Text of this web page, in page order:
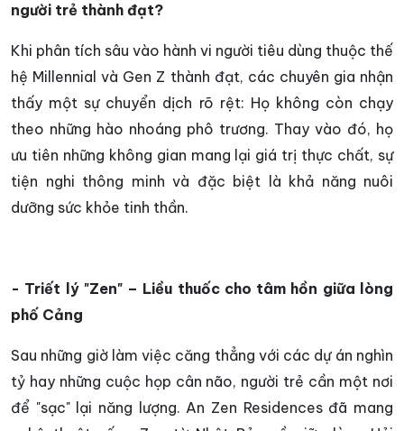
người trẻ thành đạt?
Khi phân tích sâu vào hành vi người tiêu dùng thuộc thế
hệ Millennial và Gen Z thành đạt, các chuyên gia nhận
thấy một sự chuyển dịch rõ rệt: Họ không còn chạy
theo những hào nhoáng phô trương. Thay vào đó, họ
ưu tiên những không gian mang lại giá trị thực chất, sự
tiện nghi thông minh và đặc biệt là khả năng nuôi
dưỡng sức khỏe tinh thần.
- Triết lý "Zen" – Liều thuốc cho tâm hồn giữa lòng
phố Cảng
Sau những giờ làm việc căng thẳng với các dự án nghìn
tỷ hay những cuộc họp cân não, người trẻ cần một nơi
để "sạc" lại năng lượng. An Zen Residences đã mang